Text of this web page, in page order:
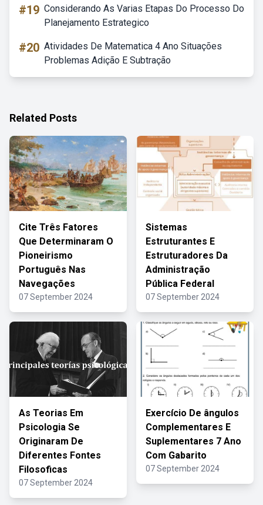
#19 Considerando As Varias Etapas Do Processo Do
Planejamento Estrategico
#20 Atividades De Matematica 4 Ano Situações
Problemas Adição E Subtração
Related Posts
Cite Três Fatores
Que Determinaram O
Pioneirismo
Português Nas
Navegações
07 September 2024
Sistemas
Estruturantes E
Estruturadores Da
Administração
Pública Federal
07 September 2024
As Teorias Em
Psicologia Se
Originaram De
Diferentes Fontes
Filosoficas
07 September 2024
Exercício De ângulos
Complementares E
Suplementares 7 Ano
Com Gabarito
07 September 2024